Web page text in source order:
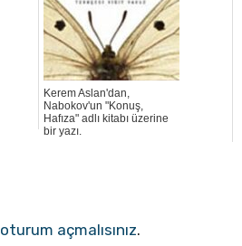
Kerem Aslan'dan,
Nabokov'un "Konuş,
Hafıza" adlı kitabı üzerine
bir yazı.
oturum açmalısınız.